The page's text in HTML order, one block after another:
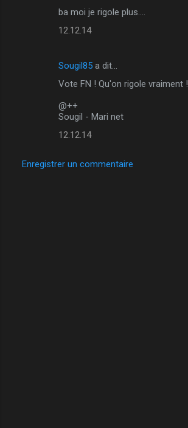
e
ba moi je rigole plus....
12.12.14
Sougil85 a dit…
Vote FN ! Qu'on rigole vraiment !
@++
Sougil - Mari net
12.12.14
Enregistrer un commentaire